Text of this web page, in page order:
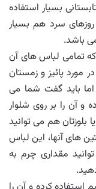
بسیار استفاده
سرد هم بسیار
باشد.
تمامی لباس های آن
پائیز و زمستان
باید گفت شما می
و آن را بر روی شلوار
بلوزتان هم می توانید
های آنها، این لباس
مقداری چرم به